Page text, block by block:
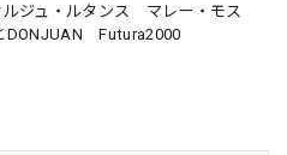
ジュ・ルタンス マレー・モス
DONJUAN Futura2000